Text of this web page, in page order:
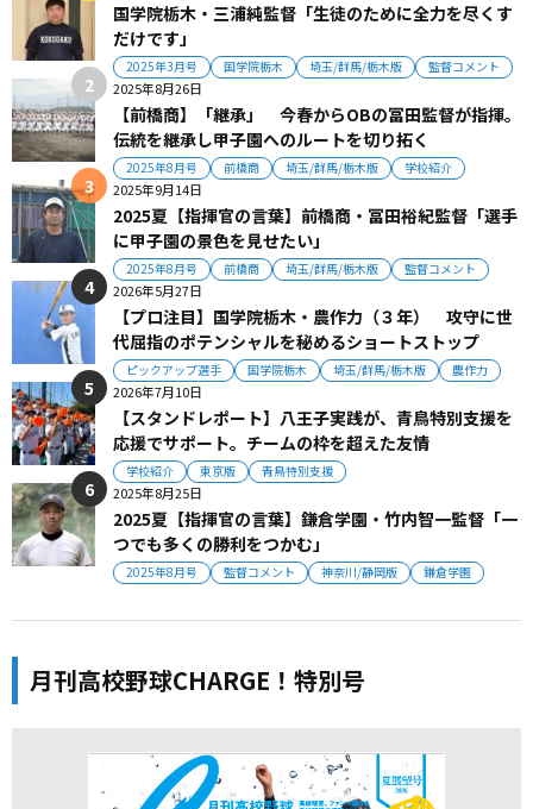
国学院栃木・三浦純監督「生徒のために全力を尽くす
だけです」
2025年3月号 国学院栃木 埼玉/群馬/栃木版 監督コメント
2025年8月26日
【前橋商】「継承」 今春からOBの冨田監督が指揮。
伝統を継承し甲子園へのルートを切り拓く
2025年8月号 前橋商 埼玉/群馬/栃木版 学校紹介
2025年9月14日
2025夏【指揮官の言葉】前橋商・冨田裕紀監督「選手
に甲子園の景色を見せたい」
2025年8月号 前橋商 埼玉/群馬/栃木版 監督コメント
2026年5月27日
【プロ注目】国学院栃木・農作力（３年） 攻守に世
代屈指のポテンシャルを秘めるショートストップ
ピックアップ選手 国学院栃木 埼玉/群馬/栃木版 農作力
2026年7月10日
【スタンドレポート】八王子実践が、青鳥特別支援を
応援でサポート。チームの枠を超えた友情
学校紹介 東京版 青鳥特別支援
2025年8月25日
2025夏【指揮官の言葉】鎌倉学園・竹内智一監督「一
つでも多くの勝利をつかむ」
2025年8月号 監督コメント 神奈川/静岡版 鎌倉学園
月刊高校野球CHARGE！特別号